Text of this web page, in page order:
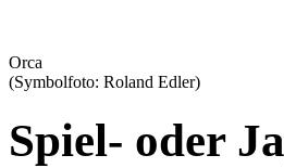
Orca
(Symbolfoto: Roland Edler)
Spiel- oder